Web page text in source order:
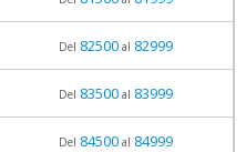
Del 82500al 82999
Del 83500al 83999
Del 84500al 84999